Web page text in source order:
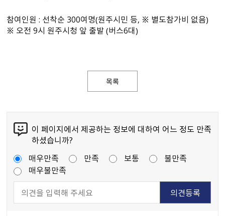
참여인원 : 선착순 300여명（원주시민 등, ※ 별도참가비 없음）
※ 오전 9시 원주시청 앞 출발 （버스6대）
목록
이 페이지에서 제공하는 정보에 대하여 어느 정도 만족
하셨습니까?
매우만족
만족 보통
불만족
매우불만족